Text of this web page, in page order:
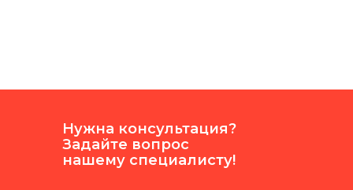
Нужна консультация?
Задайте вопрос
нашему специалисту!